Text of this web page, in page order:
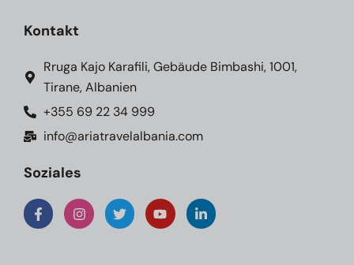
Kontakt
Rruga Kajo Karafili, Gebäude Bimbashi, 1001,
Tirane, Albanien
+355 69 22 34 999
info@ariatravelalbania.com
Soziales